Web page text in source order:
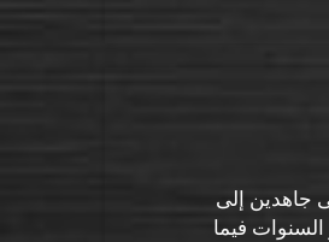
جاهدين إلى
السنوات فيما